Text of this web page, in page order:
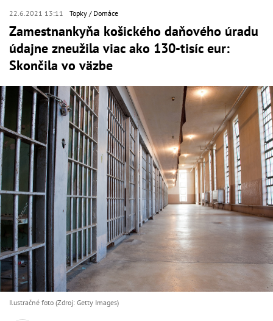
22.6.2021 13:11 Topky Domáce
Zamestnankyňa košického daňového úradu
údajne zneužila viac ako 130-tisíc eur:
Skončila vo väzbe
Ilustračné foto (Zdroj: Getty Images)